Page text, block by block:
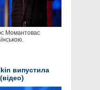
Момантовас
випустила